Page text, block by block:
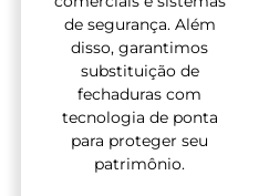
de segurança. Além
disso, garantimos
substituição de
fechaduras com
tecnologia de ponta
para proteger seu
patrimônio.